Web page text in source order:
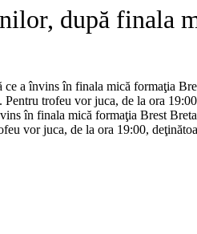
după finala
a învins în finala mică formaţia
trofeu vor juca, de la ora
în finala mică formaţia Brest
vor juca, de la ora 19:00,